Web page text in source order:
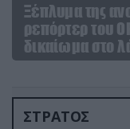
Ξέπλυμα της
ρεπόρτερ του
δικαίωμα στο
ΣΤΡΑΤΟΣ